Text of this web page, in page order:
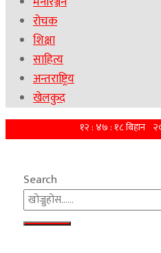
रोचक
शिक्षा
साहित्य
अन्तराष्ट्रिय
खेलकुद
Search